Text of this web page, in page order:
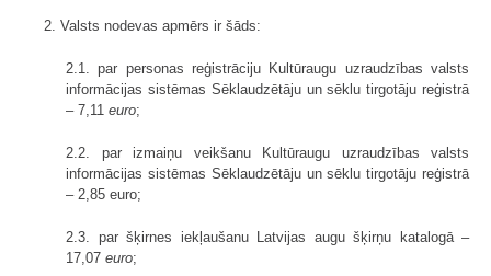
2. Valsts nodevas apmērs ir šāds:
2.1. par personas reģistrāciju Kultūraugu uzraudzības valsts
informācijas sistēmas Sēklaudzētāju un sēklu tirgotāju reģistrā
– 7,11 euro;
2.2. par izmaiņu veikšanu Kultūraugu uzraudzības valsts
informācijas sistēmas Sēklaudzētāju un sēklu tirgotāju reģistrā
– 2,85 euro;
2.3. par šķirnes iekļaušanu Latvijas augu šķirņu katalogā –
17,07 euro;